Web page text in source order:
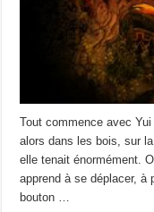
Tout commence avec
alors dans les bois, sur
elle tenait énormément.
apprend à se déplacer, à
bouton …